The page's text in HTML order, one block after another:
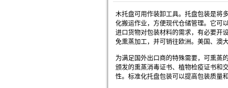
木托盘可用作装卸工具。托盘包装是将
化搬运作业，方便现代仓储管理。它可
进口货物对包装材料的需求，有必要开
免熏蒸加工，并可销往欧洲。美国、澳
为满足国外出口商的特殊需要，可熏蒸
颁发的熏蒸消毒证书、植物检疫证书和
性。标准化托盘包装可以提高包装质量